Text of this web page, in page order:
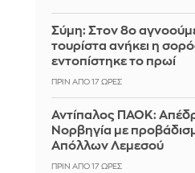
Σύμη: Στον 8ο
τουρίστα ανήκει η
εντοπίστηκε το πρωί
ΠΡΙΝ ΑΠΌ 17 ΏΡΕΣ
Αντίπαλος ΠΑΟΚ:
Νορβηγία με
Απόλλων Λεμεσού
ΠΡΙΝ ΑΠΌ 17 ΏΡΕΣ